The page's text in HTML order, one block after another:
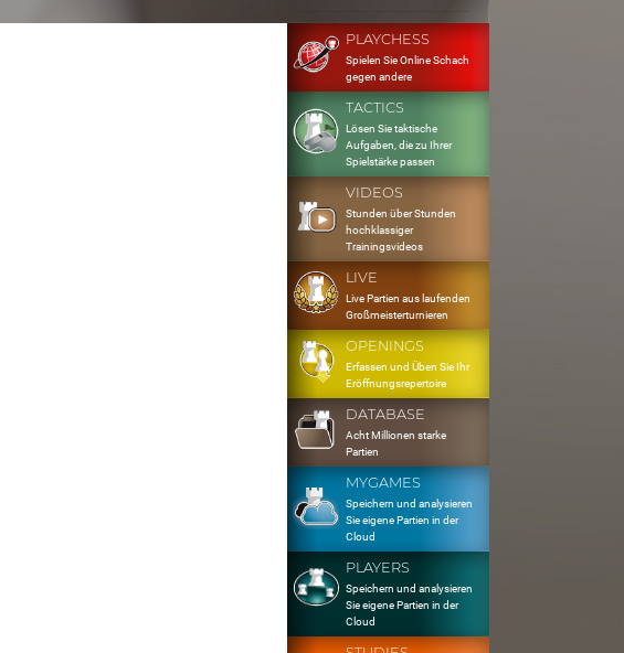
PLAYCHESS
Spielen Sie Online Schach
gegen andere
TACTICS
Lösen Sie taktische
Aufgaben, die zu Ihrer
Spielstärke passen
VIDEOS
Stunden über Stunden
hochklassiger
Trainingsvideos
LIVE
Live Partien aus laufenden
Großmeisterturnieren
OPENINGS
Erfassen und Üben Sie Ihr
Eröffnungsrepertoire
DATABASE
Acht Millionen starke
Partien
MYGAMES
Speichern und analysieren
Sie eigene Partien in der
Cloud
PLAYERS
Speichern und analysieren
Sie eigene Partien in der
Cloud